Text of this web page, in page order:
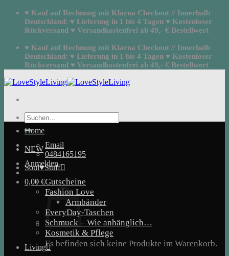
Zum
springen
♥ Kauf auf Rechnung mit Klarna Checkout // Innerhalb
Deutschland: ♥ Lieferung in 1 bis 4 Tagen ♥ Kostenloser
Rückversand ♥ Versandkostenfrei ab 49,- € Bestellwert
♥ Kauf auf Rechnung mit Klarna Checkout // Innerhalb
Deutschland: ♥ Lieferung in 1 bis 4 Tagen ♥ Kostenloser
Rückversand ♥ Versandkostenfrei ab 49,- € Bestellwert
Suchen
nach:
Email
0484165195
Anmelden
0,00€
Es befinden sich keine Produkte im Warenkorb.
Home
NEW
Soul♥Stuff
Gutscheine
Fashion Love
Armbänder
EveryDay-Taschen
Schmuck – Wie anhänglich…
Kosmetik & Pflege
Living